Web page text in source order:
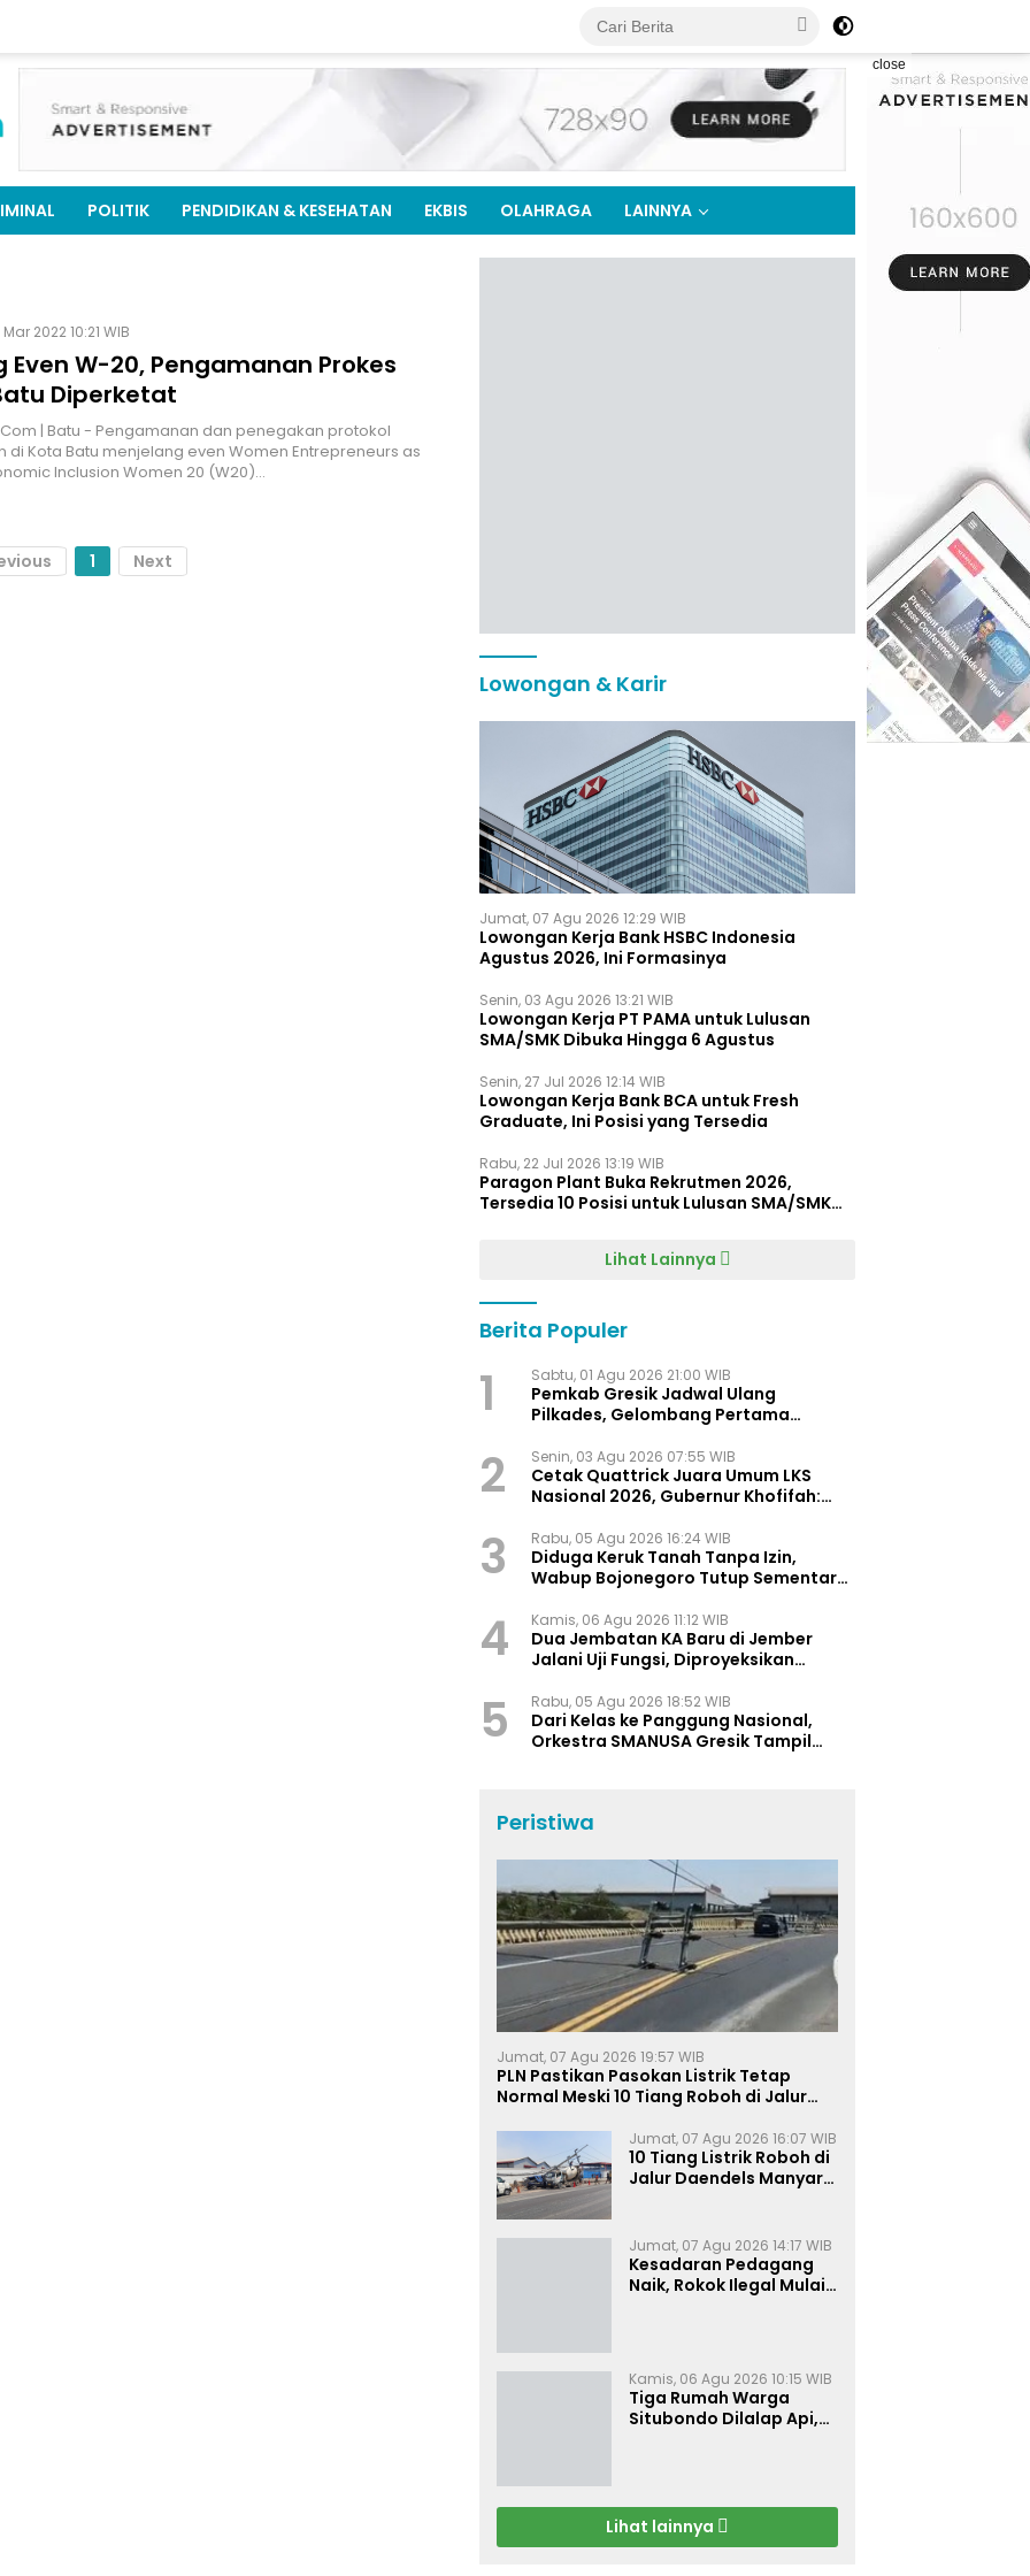
close
POLITIK PENDIDIKAN & KESEHATAN EKBIS OLAHRAGA LAINNYA
2022 10:21 WIB
Even W-20, Pengamanan Prokes
Diperketat
| Batu - Pengamanan dan penegakan protokol
di Kota Batu menjelang even Women Entrepreneurs as
Inclusion Women 20 (W20)…
1 Next
Lowongan & Karir
Jumat, 07 Agu 2026 12:29 WIB
Lowongan Kerja Bank HSBC Indonesia
Agustus 2026, Ini Formasinya
Senin, 03 Agu 2026 13:21 WIB
Lowongan Kerja PT PAMA untuk Lulusan
SMA/SMK Dibuka Hingga 6 Agustus
Senin, 27 Jul 2026 12:14 WIB
Lowongan Kerja Bank BCA untuk Fresh
Graduate, Ini Posisi yang Tersedia
Rabu, 22 Jul 2026 13:19 WIB
Paragon Plant Buka Rekrutmen 2026,
Tersedia 10 Posisi untuk Lulusan SMA/SMK
Lihat Lainnya
Berita Populer
1 Sabtu, 01 Agu 2026 21:00 WIB
Pemkab Gresik Jadwal Ulang
Pilkades, Gelombang Pertama
2 Senin, 03 Agu 2026 07:55 WIB
Cetak Quattrick Juara Umum LKS
Nasional 2026, Gubernur Khofifah:
Indonesia
3 Rabu, 05 Agu 2026 16:24 WIB
Diduga Keruk Tanah Tanpa Izin,
Wabup Bojonegoro Tutup Sementara
4 Kamis, 06 Agu 2026 11:12 WIB
Dua Jembatan KA Baru di Jember
Jalani Uji Fungsi, Diproyeksikan
5 Rabu, 05 Agu 2026 18:52 WIB
Dari Kelas ke Panggung Nasional,
Orkestra SMANUSA Gresik Tampil
Peristiwa
Jumat, 07 Agu 2026 19:57 WIB
PLN Pastikan Pasokan Listrik Tetap
Normal Meski 10 Tiang Roboh di Jalur
Jumat, 07 Agu 2026 16:07 WIB
10 Tiang Listrik Roboh di
Jalur Daendels Manyar
Jumat, 07 Agu 2026 14:17 WIB
Kesadaran Pedagang
Naik, Rokok Ilegal Mulai
Kamis, 06 Agu 2026 10:15 WIB
Tiga Rumah Warga
Situbondo Dilalap Api,
Lihat lainnya